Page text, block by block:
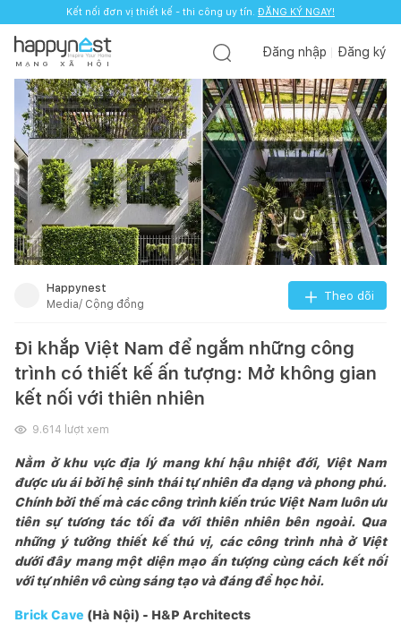
Kết nối đơn vị thiết kế - thi công uy tín. ĐĂNG KÝ NGAY!
M Ạ N G X Ã H Ộ I
Đăng nhập Đăng ký
Happynest
Media/ Cộng đồng
Theo dõi
Đi khắp Việt Nam để ngắm những công
trình có thiết kế ấn tượng: Mở không gian
kết nối với thiên nhiên
9.614 lượt xem
Nằm ở khu vực địa lý mang khí hậu nhiệt đới, Việt Nam
được ưu ái bởi hệ sinh thái tự nhiên đa dạng và phong phú.
Chính bởi thế mà các công trình kiến trúc Việt Nam luôn ưu
tiên sự tương tác tối đa với thiên nhiên bên ngoài. Qua
những ý tưởng thiết kế thú vị, các công trình nhà ở Việt
dưới đây mang một diện mạo ấn tượng cùng cách kết nối
với tự nhiên vô cùng sáng tạo và đáng để học hỏi.
Brick Cave (Hà Nội) - H&P Architects